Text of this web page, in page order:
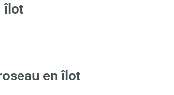
îlot
en îlot